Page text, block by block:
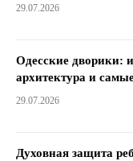
29.07.2026
Одесские дворики:
архитектура и
29.07.2026
Духовная защита